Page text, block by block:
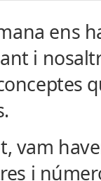
ens
i
vam
i